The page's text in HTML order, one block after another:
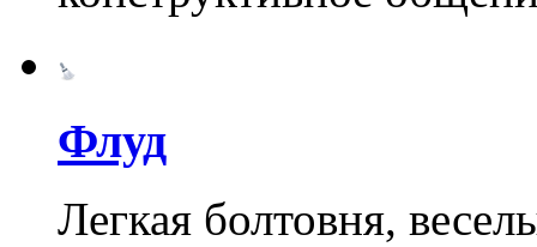
Флуд
Легкая болтовня,